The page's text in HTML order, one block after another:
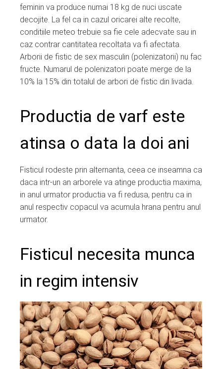
feminin va produce numai 18 kg de nuci uscate
decojite. La fel ca in cazul oricarei alte recolte,
conditiile meteo trebuie sa fie cele adecvate sau in
caz contrar cantitatea recoltata va fi afectata.
Arborii de fistic de sex masculin (polenizatorii) nu fac
fructe. Numarul de polenizatori poate merge de la
10% la 15% din totalul de arbori de fistic din livada.
Productia de varf este
atinsa o data la doi ani
Fisticul rodeste prin alternanta, ceea ce inseamna ca
daca intr-un an arborele va atinge productia maxima,
in anul urmator productia va fi redusa, pentru ca in
anul respectiv copacul va acumula hrana pentru anul
urmator.
Fisticul necesita munca
in regim intensiv